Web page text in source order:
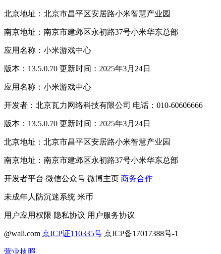
北京地址：北京市昌平区安居路小米智慧产业园
南京地址：南京市建邺区永初路37号小米华东总部
应用名称：小米游戏中心
版本：13.5.0.70 更新时间：2025年3月24日
应用名称：小米游戏中心
开发者：北京瓦力网络科技有限公司 电话：010-60606666
版本：13.5.0.70 更新时间：2025年3月24日
北京地址：北京市昌平区安居路小米智慧产业园
南京地址：南京市建邺区永初路37号小米华东总部
开发者平台 微信公众号 微博主页 商务合作
未成年人防沉迷系统 米币
用户应用权限 隐私协议 用户服务协议
@wali.com 京ICP证110335号 京ICP备17017388号-1
营业执照